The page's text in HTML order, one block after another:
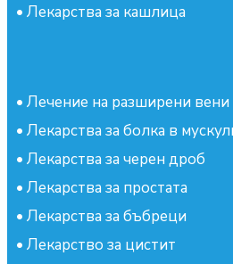
• Лекарства за кашлица
• Лечение на разширени вени
• Лекарства за болка в
• Лекарства за черен дроб
• Лекарства за простата
• Лекарства за бъбреци
• Лекарство за цистит